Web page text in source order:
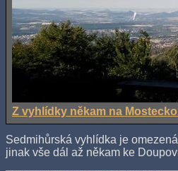
Z vyhlídky někam na
Sedmihůrská vyhlídka je
jinak vše dál až někam ke